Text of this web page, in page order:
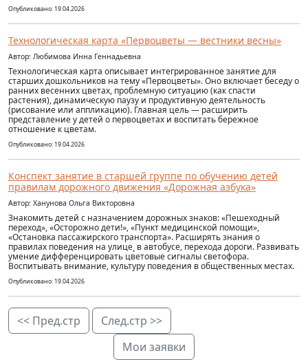
Опубликовано: 19.04.2026
Технологическая карта «Первоцветы — вестники весны»
Автор: Любимова Инна Геннадьевна
Технологическая карта описывает интегрированное занятие для
старших дошкольников на тему «Первоцветы». Оно включает беседу о
ранних весенних цветах, проблемную ситуацию (как спасти
растения), динамическую паузу и продуктивную деятельность
(рисование или аппликацию). Главная цель — расширить
представление у детей о первоцветах и воспитать бережное
отношение к цветам.
Опубликовано: 19.04.2026
Конспект занятие в старшей группе по обучению детей
правилам дорожного движения «Дорожная азбука»
Автор: Ханунова Ольга Викторовна
Знакомить детей с назначением дорожных знаков: «Пешеходный
переход», «Осторожно дети!», «Пункт медицинской помощи»,
«Остановка пассажирского транспорта». Расширять знания о
правилах поведения на улице¸ в автобусе, перехода дороги. Развивать
умение дифференцировать цветовые сигналы светофора.
Воспитывать внимание, культуру поведения в общественных местах.
Опубликовано: 19.04.2026
<< Пред.стр
След.стр >>
Мои заявки